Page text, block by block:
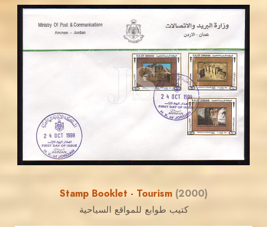
JS
JORDANSTAMPS.COM
Stamp Booklet - Tourism (2000)
كتيب طوابع للمواقع السياحية